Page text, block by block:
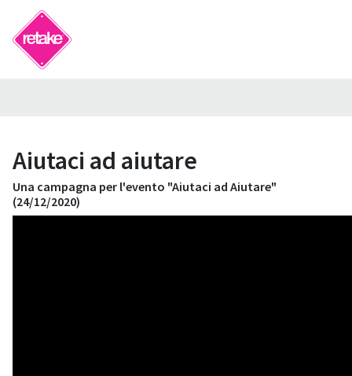
Aiutaci ad aiutare
Una campagna per l'evento "Aiutaci ad Aiutare"
(24/12/2020)